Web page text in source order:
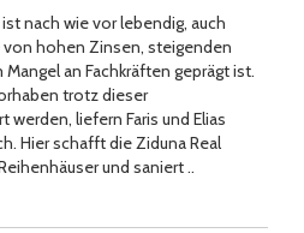
nach wie vor lebendig, auch
hohen Zinsen, steigenden
an Fachkräften geprägt ist.
trotz dieser
werden, liefern Faris und Elias
Hier schafft die Ziduna Real
und saniert ..